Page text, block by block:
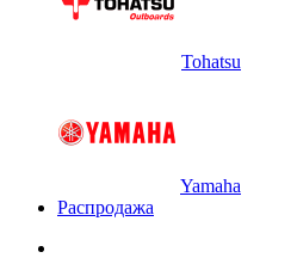
Tohatsu
Yamaha
Распродажа